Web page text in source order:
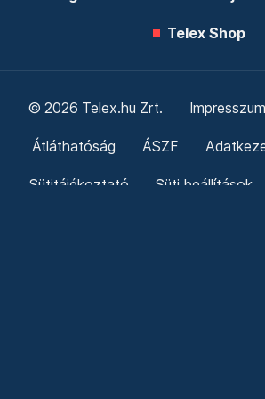
Telex Shop
© 2026 Telex.hu Zrt. Impresszum
Átláthatóság ÁSZF
Sütitájékoztató Süti beállítások